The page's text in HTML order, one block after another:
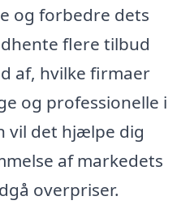
og forbedre dets
flere tilbud
af, hvilke firmaer
og professionelle i
vil det hjælpe dig
af markedets
overpriser.